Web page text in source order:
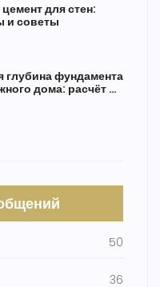
для стен:
и советы
глубина фундамента
дома: расчёт и
50
36